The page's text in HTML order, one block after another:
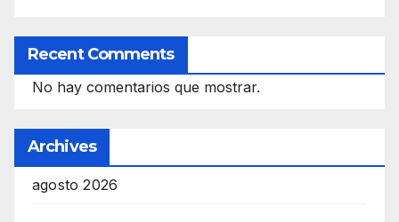
Recent Comments
No hay comentarios que mostrar.
Archives
agosto 2026